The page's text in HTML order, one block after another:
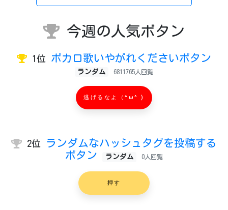
今週の人気ボタン
1位 ボカロ歌いやがれくださいボタン
ランダム 6811765人回覧
逃げるなよ（^ω^ )
2位
ランダムなハッシュタグを投稿する
ボタン
ランダム 0人回覧
押す